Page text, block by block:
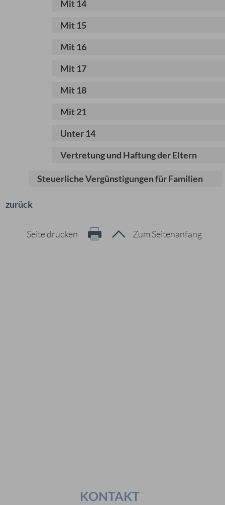
Mit 14
Mit 15
Mit 16
Mit 17
Mit 18
Mit 21
Unter 14
Vertretung und Haftung der Eltern
Steuerliche Vergünstigungen für Familien
zurück
Zum Seitenanfang
Seite drucken
KONTAKT